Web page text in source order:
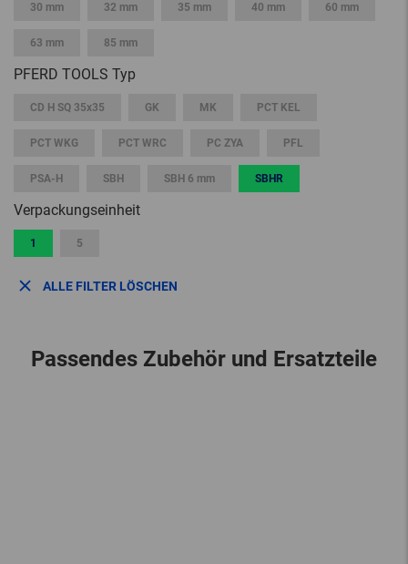
30 mm 32 mm 35 mm 40 mm 60 mm
63 mm 85 mm
PFERD TOOLS Typ
CD H SQ 35x35 GK MK PCT KEL
PCT WKG PCT WRC PC ZYA PFL
PSA-H SBH SBH 6 mm SBHR
Verpackungseinheit
1 5
ALLE FILTER LÖSCHEN
Passendes Zubehör und Ersatzteile